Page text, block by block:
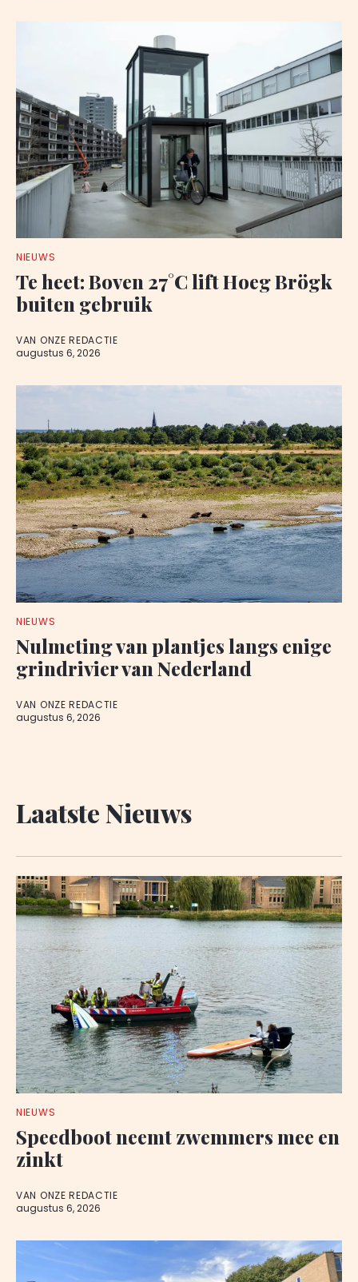
NIEUWS
Te heet: Boven 27°C lift Hoeg Brögk
buiten gebruik
VAN ONZE REDACTIE
augustus 6, 2026
NIEUWS
Nulmeting van plantjes langs enige
grindrivier van Nederland
VAN ONZE REDACTIE
augustus 6, 2026
Laatste Nieuws
NIEUWS
Speedboot neemt zwemmers mee en
zinkt
VAN ONZE REDACTIE
augustus 6, 2026